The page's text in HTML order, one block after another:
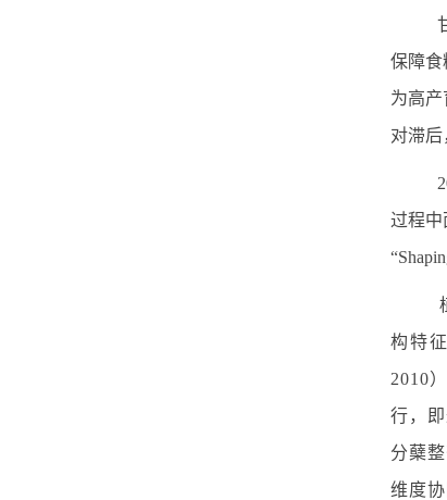
保障食
为高
对滞后
过程中
“
构特
2010
行，
分蘖
维度